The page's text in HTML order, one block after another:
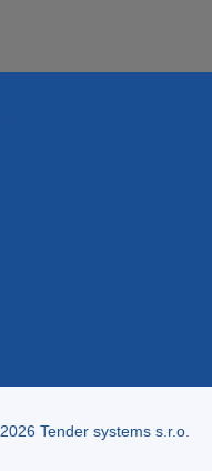
Tender systems s.r.o.